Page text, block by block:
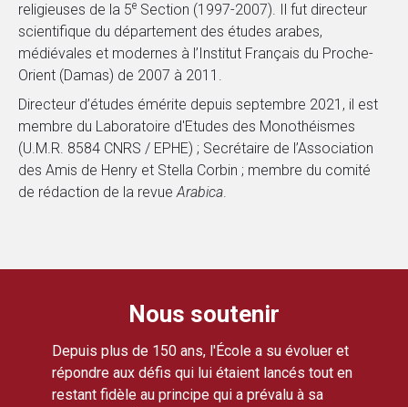
religieuses de la 5e Section (1997-2007). Il fut directeur
scientifique du département des études arabes,
médiévales et modernes à l’Institut Français du Proche-
Orient (Damas) de 2007 à 2011.
Directeur d’études émérite depuis septembre 2021, il est
membre du Laboratoire d'Etudes des Monothéismes
(U.M.R. 8584 CNRS / EPHE) ; Secrétaire de l’Association
des Amis de Henry et Stella Corbin ; membre du comité
de rédaction de la revueArabica.
Nous soutenir
Depuis plus de 150 ans, l'École a su évoluer et
répondre aux défis qui lui étaient lancés tout en
restant fidèle au principe qui a prévalu à sa